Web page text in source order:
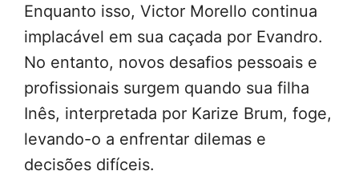
Enquanto isso, Victor Morello continua
implacável em sua caçada por Evandro.
No entanto, novos desafios pessoais e
profissionais surgem quando sua filha
Inês, interpretada por Karize Brum, foge,
levando-o a enfrentar dilemas e
decisões difíceis.